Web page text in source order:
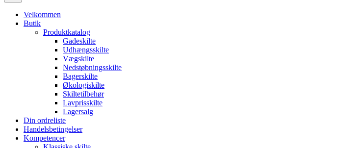
Velkommen
Butik
Produktkatalog
Gadeskilte
Udhængsskilte
Vægskilte
Nedstøbningsskilte
Bagerskilte
Økologiskilte
Skiltetilbehør
Lavprisskilte
Lagersalg
Din ordreliste
Handelsbetingelser
Kompetencer